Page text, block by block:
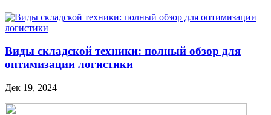
Виды складской техники: полный обзор для
оптимизации логистики
Дек 19, 2024